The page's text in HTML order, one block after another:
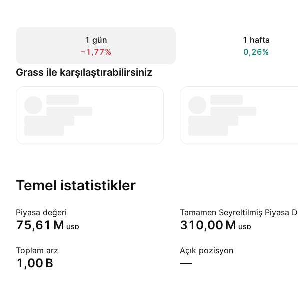
1 gün
−1,77%
1 hafta
0,26%
Grass ile karşılaştırabilirsiniz
Temel istatistikler
Piyasa değeri
‪75,61 M‬ USD
Tamamen Seyreltilmiş Piyasa
‪310,00 M‬ USD
Toplam arz
‪1,00 B‬
Açık pozisyon
—